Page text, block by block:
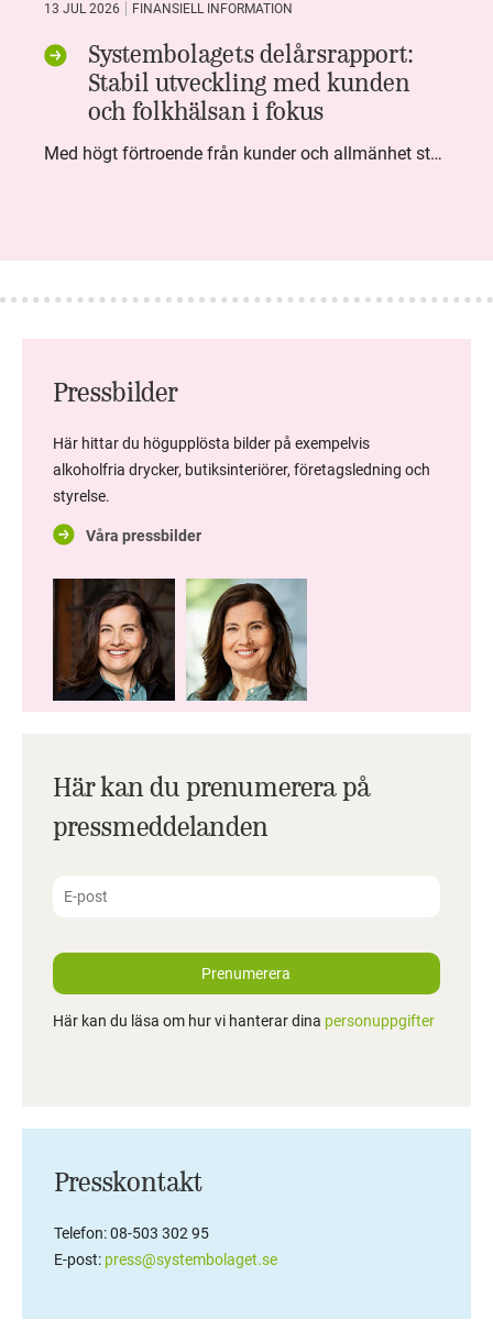
13 JUL 2026 FINANSIELL INFORMATION
Systembolagets delårsrapport:
Stabil utveckling med kunden
och folkhälsan i fokus
Med högt förtroende från kunder och allmänhet står Systembolaget stabilt i samhällsuppdraget. Under kvartalet togs flera steg inom folkhälsa, kundnytta och minskad klimatpåverkan. Nettoomsättningen var i nivå med föregående år och effektiviseringar av verksamheten möjliggjorde fortsatt anpassning för att möta nya behov.
Pressbilder
Här hittar du högupplösta bilder på exempelvis
alkoholfria drycker, butiksinteriörer, företagsledning och
styrelse.
Våra pressbilder
Här kan du prenumerera på
pressmeddelanden
Prenumerera
Här kan du läsa om hur vi hanterar dina personuppgifter
Presskontakt
Telefon: 08-503 302 95
E-post: press@systembolaget.se